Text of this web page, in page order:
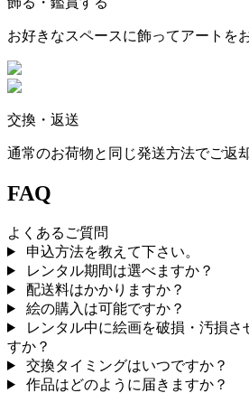
お好きなスペースに飾ってアートを
交換・返送
通常のお荷物と同じ発送方法でご返
FAQ
よくあるご質問
申込方法を教えて下さい。
レンタル期間は選べますか？
配送料はかかりますか？
絵の購入は可能ですか？
レンタル中に絵画を破損・汚損
すか？
交換タイミングはいつですか？
作品はどのように届きますか？